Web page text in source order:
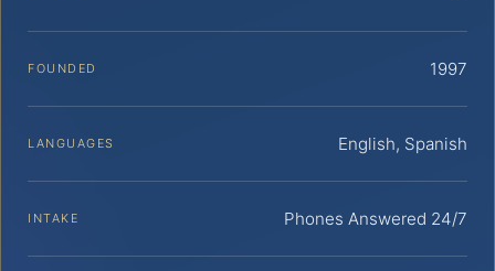
FOUNDED 1997
LANGUAGES English, Spanish
INTAKE Phones Answered 24/7